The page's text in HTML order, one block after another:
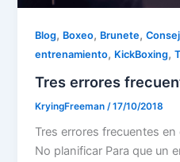
Blog, Boxeo, Brunete,
entrenamiento, KickBoxing,
Tres errores
KryingFreeman /17/10/2018
Tres errores frecuentes
No planificar Para que un